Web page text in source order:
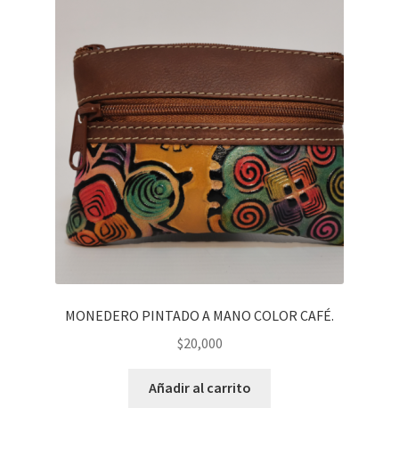
MONEDERO PINTADO A MANO COLOR CAFÉ.
$20,000
Añadir al carrito